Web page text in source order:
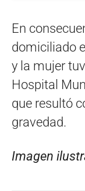
En
domiciliado
y la mujer
Hospital
que resultó
gravedad.
Imagen